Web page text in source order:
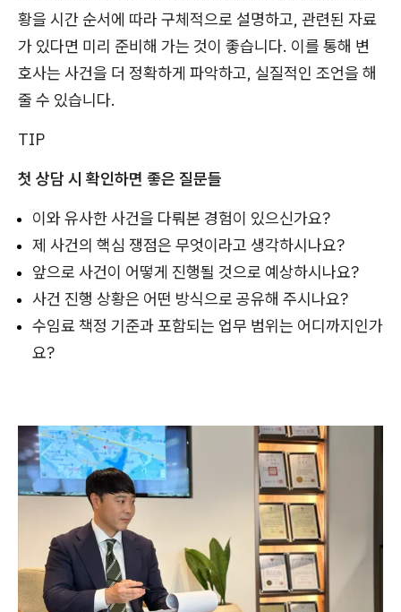
황을 시간 순서에 따라 구체적으로 설명하고, 관련된 자료
가 있다면 미리 준비해 가는 것이 좋습니다. 이를 통해 변
호사는 사건을 더 정확하게 파악하고, 실질적인 조언을 해
줄 수 있습니다.
TIP
첫 상담 시 확인하면 좋은 질문들
이와 유사한 사건을 다뤄본 경험이 있으신가요?
제 사건의 핵심 쟁점은 무엇이라고 생각하시나요?
앞으로 사건이 어떻게 진행될 것으로 예상하시나요?
사건 진행 상황은 어떤 방식으로 공유해 주시나요?
수임료 책정 기준과 포함되는 업무 범위는 어디까지인가
요?